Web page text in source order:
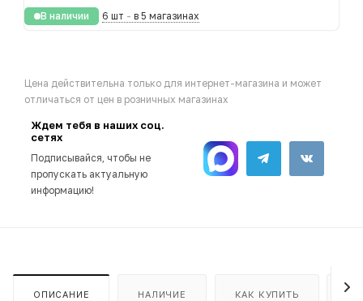
В наличии 6 шт - в 5 магазинах
Цена действительна только для интернет-магазина и может
отличаться от цен в розничных магазинах
Ждем тебя в наших соц.
сетях
Подписывайся, чтобы не
пропускать актуальную
информацию!
ОПИСАНИЕ НАЛИЧИЕ КАК КУПИТЬ